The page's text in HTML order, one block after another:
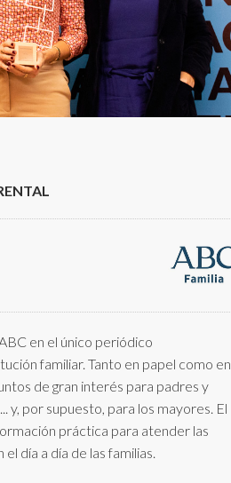
en el único periódico
familiar. Tanto en papel como en
de gran interés para padres y
y, por supuesto, para los mayores. El
práctica para atender las
día a día de las familias.